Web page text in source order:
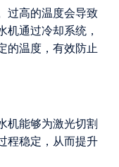
过高的温度会导致
机通过冷却系统，
的温度，有效防止
机能够为激光切割
程稳定，从而提升